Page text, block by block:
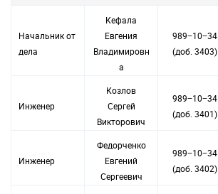
Начальник от
дела
Кефала
Евгения
Владимировн
а
989−10−34
(доб. 3403)
Инженер
Козлов
Сергей
Викторович
989−10−34
(доб. 3401)
Инженер
Федорченко
Евгений
Сергеевич
989−10−34
(доб. 3402)